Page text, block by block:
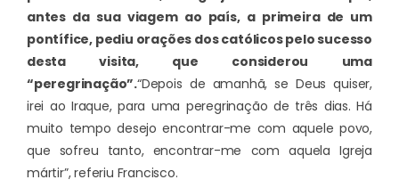
antes da sua viagem ao país, a primeira de um
pontífice, pediu orações dos católicos pelo sucesso
desta visita, que considerou uma
“peregrinação”.“Depois de amanhã, se Deus quiser,
irei ao Iraque, para uma peregrinação de três dias. Há
muito tempo desejo encontrar-me com aquele povo,
que sofreu tanto, encontrar-me com aquela Igreja
mártir”, referiu Francisco.